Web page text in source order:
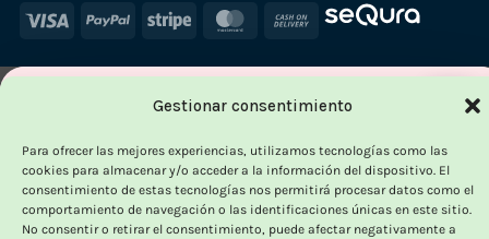
Gestionar consentimiento
Para ofrecer las mejores experiencias, utilizamos tecnologías como las
cookies para almacenar y/o acceder a la información del dispositivo. El
consentimiento de estas tecnologías nos permitirá procesar datos como el
comportamiento de navegación o las identificaciones únicas en este sitio.
No consentir o retirar el consentimiento, puede afectar negativamente a
Visa PayPal Stripe MasterCard
Cash
Delivery
-
OUTLET VORPC